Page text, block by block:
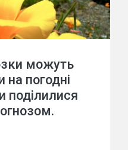
можуть
на погодні
поділилися